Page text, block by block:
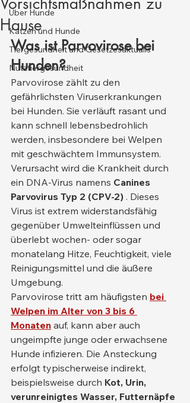
Über Hunde
Katzen und Hunde
Tiergesundheit und Gesetzesaktualis
Nutztiergesundheit
Hause
Was ist Parvovirose bei
Hunden?
Parvovirose zählt zu den
gefährlichsten Viruserkrankungen
bei Hunden. Sie verläuft rasant und
kann schnell lebensbedrohlich
werden, insbesondere bei Welpen
mit geschwächtem Immunsystem.
Verursacht wird die Krankheit durch
ein DNA-Virus namens Canines
Parvovirus Typ 2 (CPV-2) . Dieses
Virus ist extrem widerstandsfähig
gegenüber Umwelteinflüssen und
überlebt wochen- oder sogar
monatelang Hitze, Feuchtigkeit, viele
Reinigungsmittel und die äußere
Umgebung.
Parvovirose tritt am häufigsten bei
Welpen im Alter von 3 bis 6
Monaten auf, kann aber auch
ungeimpfte junge oder erwachsene
Hunde infizieren. Die Ansteckung
erfolgt typischerweise indirekt,
beispielsweise durch Kot, Urin,
verunreinigtes Wasser, Futternäpfe